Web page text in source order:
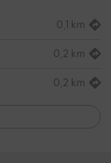
0,1 km
0,2 km
0,2 km